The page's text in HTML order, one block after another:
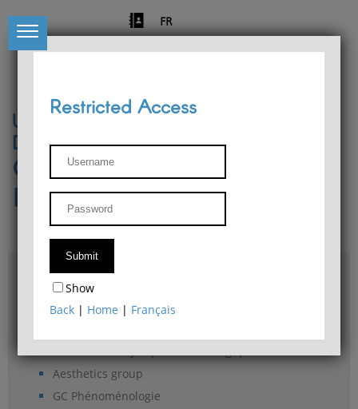
FR
University of Liège
Départment of Philosophy
Center for Phenomenological
Research
Access & maps
Philosophy Department Library
Aesthetics group
GC Phénoménologie
Restricted Access
Show
Back | Home | Français